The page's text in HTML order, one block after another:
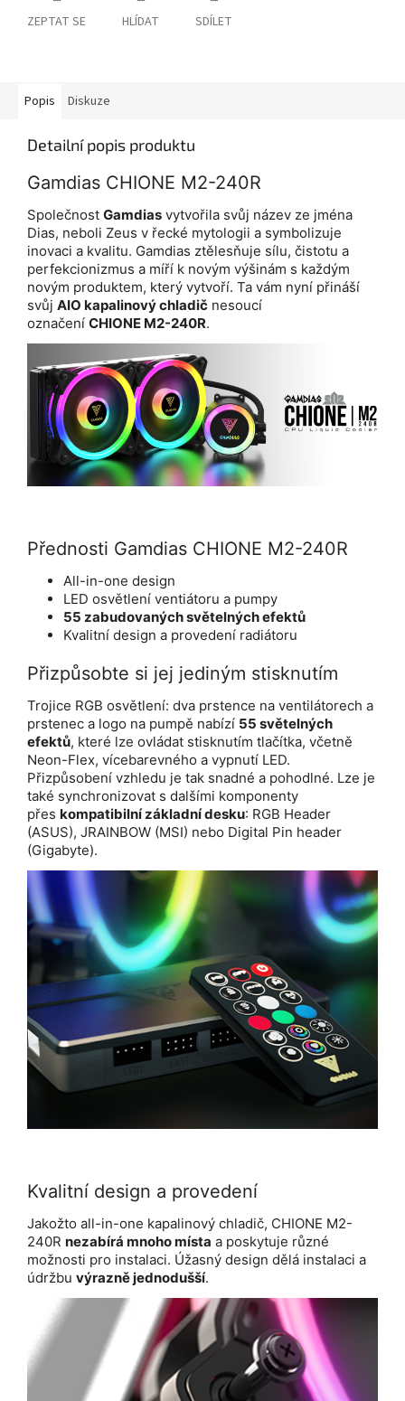
ZEPTAT SE HLÍDAT SDÍLET
Popis Diskuze
Detailní popis produktu
Gamdias CHIONE M2-240R
Společnost Gamdias vytvořila svůj název ze jména
Dias, neboli Zeus v řecké mytologii a symbolizuje
inovaci a kvalitu. Gamdias ztělesňuje sílu, čistotu a
perfekcionizmus a míří k novým výšinám s každým
novým produktem, který vytvoří. Ta vám nyní přináší
svůj AIO kapalinový chladič nesoucí
označení CHIONE M2-240R.
Přednosti Gamdias CHIONE M2-240R
All-in-one design
LED osvětlení ventiátoru a pumpy
55 zabudovaných světelných efektů
Kvalitní design a provedení radiátoru
Přizpůsobte si jej jediným stisknutím
Trojice RGB osvětlení: dva prstence na ventilátorech a
prstenec a logo na pumpě nabízí 55 světelných
efektů, které lze ovládat stisknutím tlačítka, včetně
Neon-Flex, vícebarevného a vypnutí LED.
Přizpůsobení vzhledu je tak snadné a pohodlné. Lze je
také synchronizovat s dalšími komponenty
přes kompatibilní základní desku: RGB Header
(ASUS), JRAINBOW (MSI) nebo Digital Pin header
(Gigabyte).
Kvalitní design a provedení
Jakožto all-in-one kapalinový chladič, CHIONE M2-
240R nezabírá mnoho místa a poskytuje různé
možnosti pro instalaci. Úžasný design dělá instalaci a
údržbu výrazně jednodušší.